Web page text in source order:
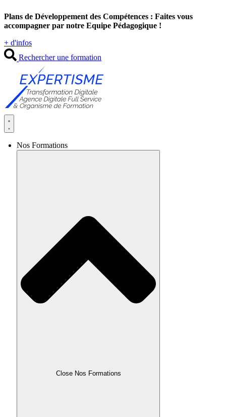
au
contenu
Plans de Développement des Compétences : Faites vous
accompagner par notre Equipe Pédagogique !
+ d'infos
Rechercher une formation
Nos Formations
Close Nos Formations